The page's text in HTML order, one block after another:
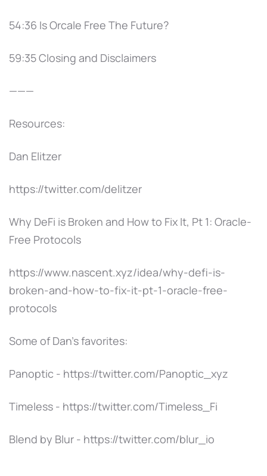
54:36 Is Orcale Free The Future?
59:35 Closing and Disclaimers
———
Resources:
Dan Elitzer
https://twitter.com/delitzer
Why DeFi is Broken and How to Fix It, Pt 1: Oracle-
Free Protocols
https://www.nascent.xyz/idea/why-defi-is-
broken-and-how-to-fix-it-pt-1-oracle-free-
protocols
Some of Dan’s favorites:
Panoptic - https://twitter.com/Panoptic_xyz
Timeless - https://twitter.com/Timeless_Fi
Blend by Blur - https://twitter.com/blur_io